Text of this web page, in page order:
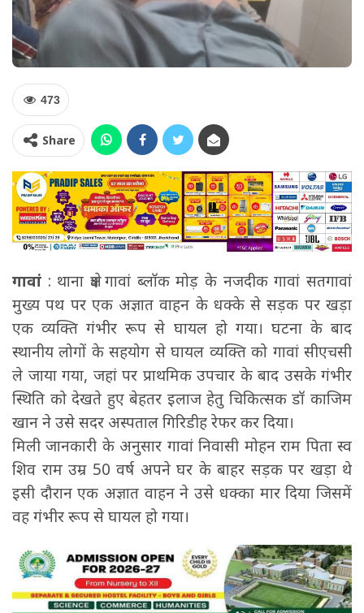
473
Share
गावां : थाना क्षेत्र गावां ब्लॉक मोड़ के नजदीक गावां सतगावां
मुख्य पथ पर एक अज्ञात वाहन के धक्के से सड़क पर खड़ा
एक व्यक्ति गंभीर रूप से घायल हो गया। घटना के बाद
स्थानीय लोगों के सहयोग से घायल व्यक्ति को गावां सीएचसी
ले जाया गया, जहां पर प्राथमिक उपचार के बाद उसके गंभीर
स्थिति को देखते हुए बेहतर इलाज हेतु चिकित्सक डॉ काजिम
खान ने उसे सदर अस्पताल गिरिडीह रेफर कर दिया।
मिली जानकारी के अनुसार गावां निवासी मोहन राम पिता स्व
शिव राम उम्र 50 वर्ष अपने घर के बाहर सड़क पर खड़ा थे
इसी दौरान एक अज्ञात वाहन ने उसे धक्का मार दिया जिसमें
वह गंभीर रूप से घायल हो गया।